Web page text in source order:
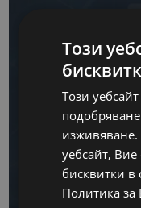
СЪБИТИЯ
06 Юли 2026
Как се
T файл за
Този
Този
уебсайт, Вие
бисквитки в
Политика за